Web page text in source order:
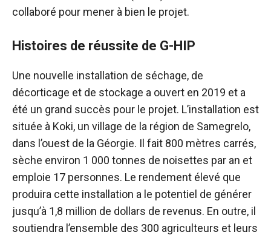
collaboré pour mener à bien le projet.
Histoires de réussite de G-HIP
Une nouvelle installation de séchage, de
décorticage et de stockage a ouvert en 2019 et a
été un grand succès pour le projet. L’installation est
située à Koki, un village de la région de Samegrelo,
dans l’ouest de la Géorgie. Il fait 800 mètres carrés,
sèche environ 1 000 tonnes de noisettes par an et
emploie 17 personnes. Le rendement élevé que
produira cette installation a le potentiel de générer
jusqu’à 1,8 million de dollars de revenus. En outre, il
soutiendra l’ensemble des 300 agriculteurs et leurs